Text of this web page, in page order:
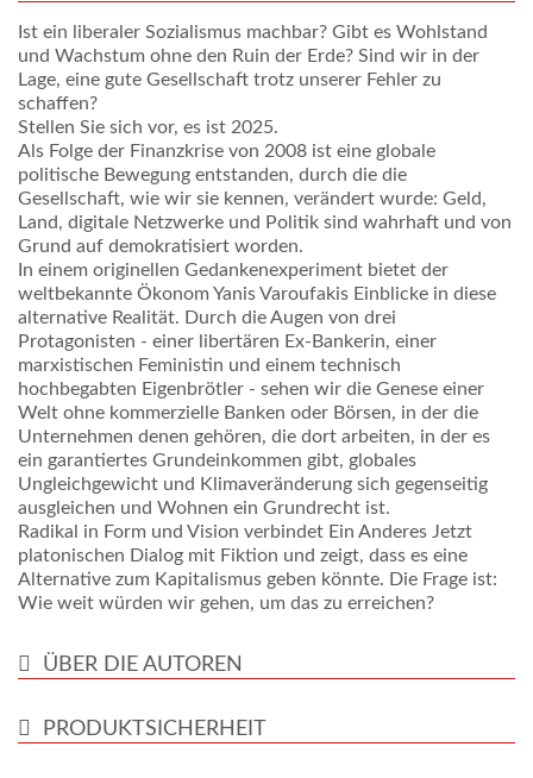
Ist ein liberaler Sozialismus machbar? Gibt es Wohlstand
und Wachstum ohne den Ruin der Erde? Sind wir in der
Lage, eine gute Gesellschaft trotz unserer Fehler zu
schaffen?
Stellen Sie sich vor, es ist 2025.
Als Folge der Finanzkrise von 2008 ist eine globale
politische Bewegung entstanden, durch die die
Gesellschaft, wie wir sie kennen, verändert wurde: Geld,
Land, digitale Netzwerke und Politik sind wahrhaft und von
Grund auf demokratisiert worden.
In einem originellen Gedankenexperiment bietet der
weltbekannte Ökonom Yanis Varoufakis Einblicke in diese
alternative Realität. Durch die Augen von drei
Protagonisten - einer libertären Ex-Bankerin, einer
marxistischen Feministin und einem technisch
hochbegabten Eigenbrötler - sehen wir die Genese einer
Welt ohne kommerzielle Banken oder Börsen, in der die
Unternehmen denen gehören, die dort arbeiten, in der es
ein garantiertes Grundeinkommen gibt, globales
Ungleichgewicht und Klimaveränderung sich gegenseitig
ausgleichen und Wohnen ein Grundrecht ist.
Radikal in Form und Vision verbindet Ein Anderes Jetzt
platonischen Dialog mit Fiktion und zeigt, dass es eine
Alternative zum Kapitalismus geben könnte. Die Frage ist:
Wie weit würden wir gehen, um das zu erreichen?
ÜBER DIE AUTOREN
PRODUKTSICHERHEIT